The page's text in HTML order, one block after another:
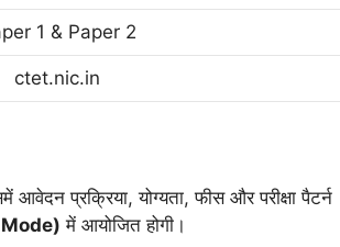
1 & Paper 2
ctet.nic.in
आवेदन प्रक्रिया, योग्यता, फीस और परीक्षा पैटर्न
Mode) में आयोजित होगी।